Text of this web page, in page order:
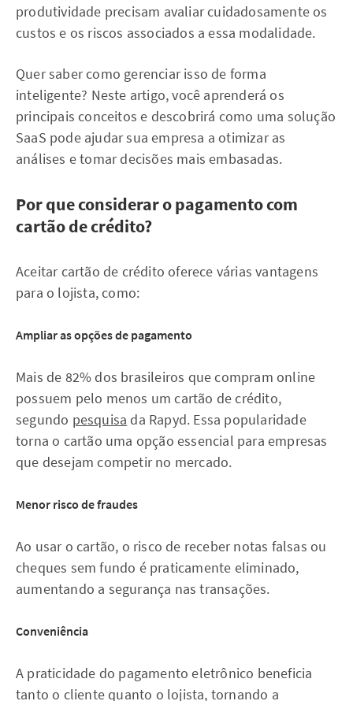
produtividade precisam avaliar cuidadosamente os
custos e os riscos associados a essa modalidade.
Quer saber como gerenciar isso de forma
inteligente? Neste artigo, você aprenderá os
principais conceitos e descobrirá como uma solução
SaaS pode ajudar sua empresa a otimizar as
análises e tomar decisões mais embasadas.
Por que considerar o pagamento com
cartão de crédito?
Aceitar cartão de crédito oferece várias vantagens
para o lojista, como:
Ampliar as opções de pagamento
Mais de 82% dos brasileiros que compram online
possuem pelo menos um cartão de crédito,
segundo pesquisa da Rapyd. Essa popularidade
torna o cartão uma opção essencial para empresas
que desejam competir no mercado.
Menor risco de fraudes
Ao usar o cartão, o risco de receber notas falsas ou
cheques sem fundo é praticamente eliminado,
aumentando a segurança nas transações.
Conveniência
A praticidade do pagamento eletrônico beneficia
tanto o cliente quanto o lojista, tornando a